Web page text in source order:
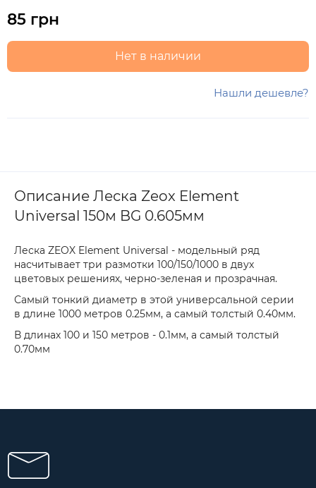
85 грн
Нет в наличии
Нашли дешевле?
Описание Леска Zeox Element
Universal 150м BG 0.605мм
Леска ZEOX Element Universal - модельный ряд
насчитывает три размотки 100/150/1000 в двух
цветовых решениях, черно-зеленая и прозрачная.
Самый тонкий диаметр в этой универсальной серии
в длине 1000 метров 0.25мм, а самый толстый 0.40мм.
В длинах 100 и 150 метров - 0.1мм, а самый толстый
0.70мм